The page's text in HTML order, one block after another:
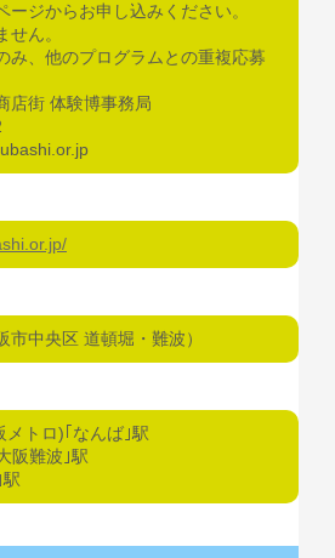
ージからお申し込みください。
ん。
み、他のプログラムとの重複応募
店街 体験博事務局
市中央区 道頓堀・難波）
トロ)｢なんば｣駅
阪難波｣駅